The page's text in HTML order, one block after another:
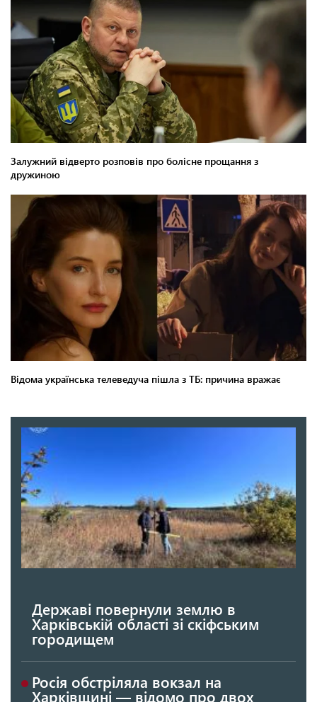
Державі повернули землю в
Харківській області зі скіфським
городищем
Росія обстріляла вокзал на
Харківщині — відомо про двох